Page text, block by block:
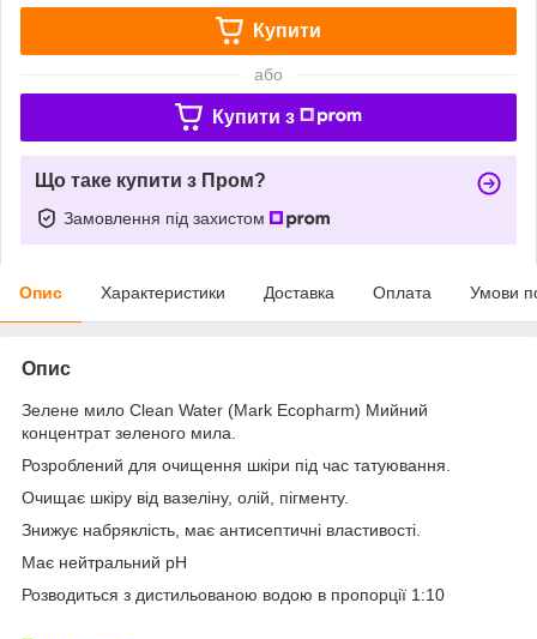
Купити
або
Купити з
Що таке купити з Пром?
Замовлення під захистом
Опис Характеристики Доставка Оплата Умови
Опис
Зелене мило Clean Water (Mark Ecopharm) Мийний
концентрат зеленого мила.
Розроблений для очищення шкіри під час татуювання.
Очищає шкіру від вазеліну, олій, пігменту.
Знижує набряклість, має антисептичні властивості.
Має нейтральний pH
Розводиться з дистильованою водою в пропорції 1:10